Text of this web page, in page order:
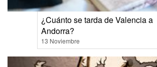
¿Cuánto se tarda de Valencia a
Andorra?
13 Noviembre